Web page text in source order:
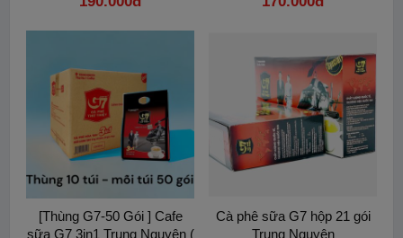
Hotline(0949 931 399 – zalo
) – hay website:
www.huyenthoaiviet.vn
Từ khóa:
Cà phê hat Trung Nguyên
Cafe hat danh cho pha may
Cà phê hạt ngon Trung Nguyên
ca phe hat 8 trung nguyen
cà phê hạt 8 lon 250g
cà phê hạt 8 trung nguyen
[Thùng G7-50 Gói ] Cafe
sữa G7 3in1 Trung Nguyên (
Cà phê sữa G7 hộp 21 gói
Trung Nguyên